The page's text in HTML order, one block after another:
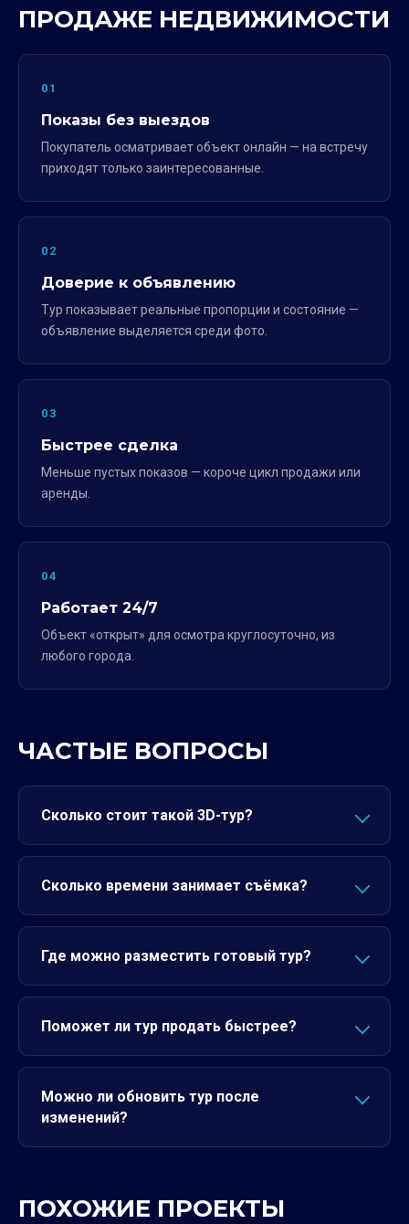
ПРОДАЖЕ НЕДВИЖИМОСТИ
01
Показы без выездов
Покупатель осматривает объект онлайн — на встречу
приходят только заинтересованные.
02
Доверие к объявлению
Тур показывает реальные пропорции и состояние —
объявление выделяется среди фото.
03
Быстрее сделка
Меньше пустых показов — короче цикл продажи или
аренды.
04
Работает 24/7
Объект «открыт» для осмотра круглосуточно, из
любого города.
ЧАСТЫЕ ВОПРОСЫ
Сколько стоит такой 3D-тур?
Сколько времени занимает съёмка?
Где можно разместить готовый тур?
Поможет ли тур продать быстрее?
Можно ли обновить тур после
изменений?
ПОХОЖИЕ ПРОЕКТЫ